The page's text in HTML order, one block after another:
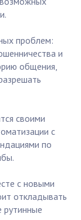
проблем:
и
общения,
своими
с
по
с новыми
откладывать
рутинные